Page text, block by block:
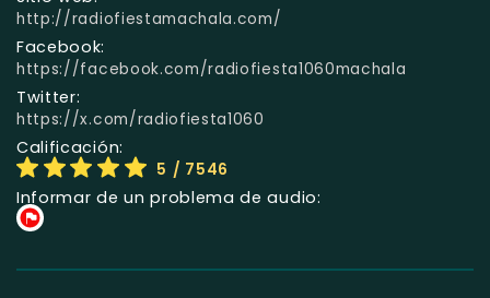
http://radiofiestamachala.com/
Facebook:
https://facebook.com/radiofiesta1060machala
Twitter:
https://x.com/radiofiesta1060
Calificación:
5 / 7546
Informar de un problema de audio: